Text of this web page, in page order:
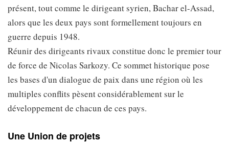
présent, tout comme le dirigeant syrien, Bachar el-Assad,
alors que les deux pays sont formellement toujours en
guerre depuis 1948.
Réunir des dirigeants rivaux constitue donc le premier tour
de force de Nicolas Sarkozy. Ce sommet historique pose
les bases d'un dialogue de paix dans une région où les
multiples conflits pèsent considérablement sur le
développement de chacun de ces pays.
Une Union de projets